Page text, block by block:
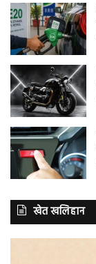
खेत खलिहान